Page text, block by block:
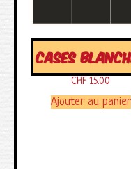
CASES
CHF 15.00
Ajouter au panier